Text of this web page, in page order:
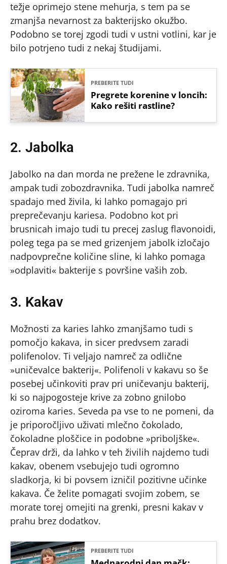
težje oprimejo stene mehurja, s tem pa se
zmanjša nevarnost za bakterijsko okužbo.
Podobno se torej zgodi tudi v ustni votlini, kar je
bilo potrjeno tudi z nekaj študijami.
PREBERITE TUDI
Pregrete korenine v loncih:
Kako rešiti rastline?
2. Jabolka
Jabolko na dan morda ne prežene le zdravnika,
ampak tudi zobozdravnika. Tudi jabolka namreč
spadajo med živila, ki lahko pomagajo pri
preprečevanju kariesa. Podobno kot pri
brusnicah imajo tudi tu precej zaslug flavonoidi,
poleg tega pa se med grizenjem jabolk izločajo
nadpovprečne količine sline, ki lahko pomaga
»odplaviti« bakterije s površine vaših zob.
3. Kakav
Možnosti za karies lahko zmanjšamo tudi s
pomočjo kakava, in sicer predvsem zaradi
polifenolov. Ti veljajo namreč za odlične
»uničevalce bakterij«. Polifenoli v kakavu so še
posebej učinkoviti prav pri uničevanju bakterij,
ki so najpogosteje krive za zobno gnilobo
oziroma karies. Seveda pa vse to ne pomeni, da
je priporočljivo uživati mlečno čokolado,
čokoladne ploščice in podobne »priboljške«.
Čeprav drži, da lahko v teh živilih najdemo tudi
kakav, obenem vsebujejo tudi ogromno
sladkorja, ki bi povsem izničil pozitivne učinke
kakava. Če želite pomagati svojim zobem, se
morate torej omejiti na grenki, presni kakav v
prahu brez dodatkov.
PREBERITE TUDI